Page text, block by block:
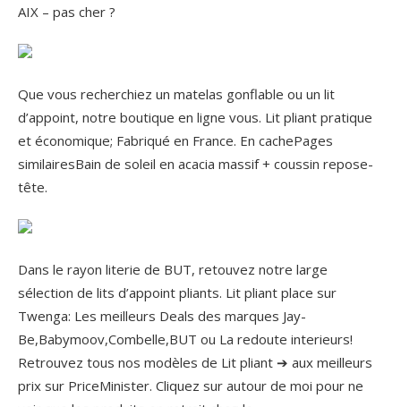
AIX – pas cher ?
Que vous recherchiez un matelas gonflable ou un lit
d’appoint, notre boutique en ligne vous. Lit pliant pratique
et économique; Fabriqué en France. En cachePages
similairesBain de soleil en acacia massif + coussin repose-
tête.
Dans le rayon literie de BUT, retouvez notre large
sélection de lits d’appoint pliants. Lit pliant place sur
Twenga: Les meilleurs Deals des marques Jay-
Be,Babymoov,Combelle,BUT ou La redoute interieurs!
Retrouvez tous nos modèles de Lit pliant ➔ aux meilleurs
prix sur PriceMinister. Cliquez sur autour de moi pour ne